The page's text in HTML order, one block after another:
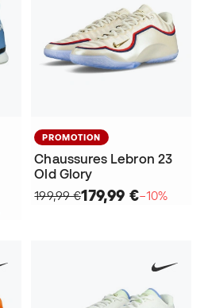
PROMOTION
Chaussures Lebron 23
Old Glory
199,99 €179,99 €−10%